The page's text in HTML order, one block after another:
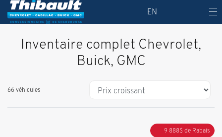
EN
Inventaire complet Chevrolet,
Buick, GMC
66 véhicules
9 888$ de Rabais